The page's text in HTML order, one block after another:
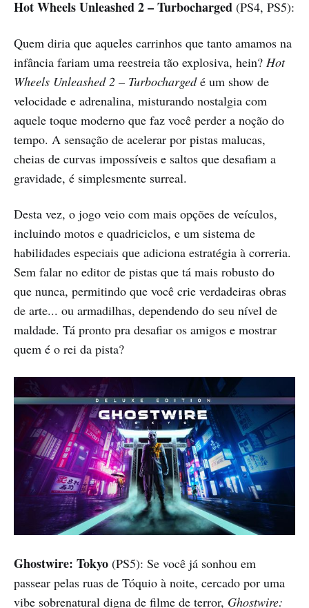
Hot Wheels Unleashed 2 – Turbocharged (PS4, PS5):
Quem diria que aqueles carrinhos que tanto amamos na
infância fariam uma reestreia tão explosiva, hein? Hot
Wheels Unleashed 2 – Turbochargedé um show de
velocidade e adrenalina, misturando nostalgia com
aquele toque moderno que faz você perder a noção do
tempo. A sensação de acelerar por pistas malucas,
cheias de curvas impossíveis e saltos que desafiam a
gravidade, é simplesmente surreal.
Desta vez, o jogo veio com mais opções de veículos,
incluindo motos e quadriciclos, e um sistema de
habilidades especiais que adiciona estratégia à correria.
Sem falar no editor de pistas que tá mais robusto do
que nunca, permitindo que você crie verdadeiras obras
de arte... ou armadilhas, dependendo do seu nível de
maldade. Tá pronto pra desafiar os amigos e mostrar
quem é o rei da pista?
Ghostwire: Tokyo (PS5): Se você já sonhou em
passear pelas ruas de Tóquio à noite, cercado por uma
vibe sobrenatural digna de filme de terror, Ghostwire: